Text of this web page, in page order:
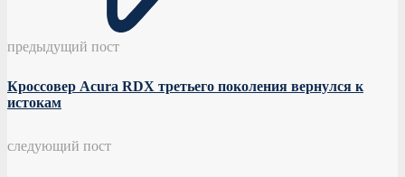
предыдущий пост
Кроссовер Acura RDX третьего поколения вернулся к
истокам
следующий пост